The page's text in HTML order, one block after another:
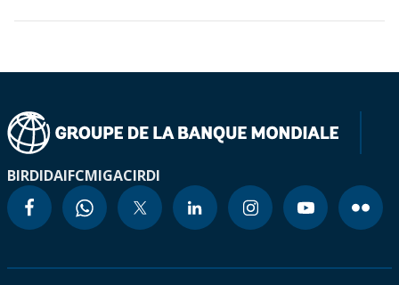
BIRDIDAIFCMIGACIRDI